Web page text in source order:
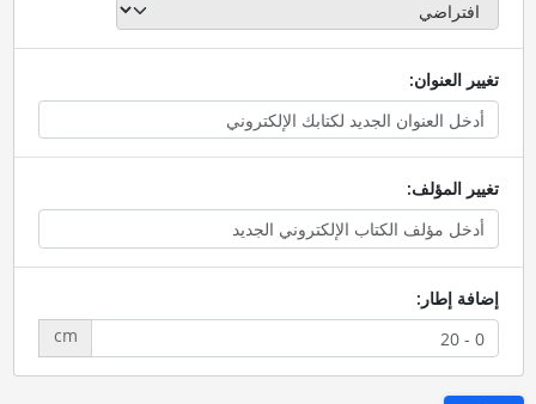
تغيير العنوان:
تغيير المؤلف:
إضافة إطار:
cm